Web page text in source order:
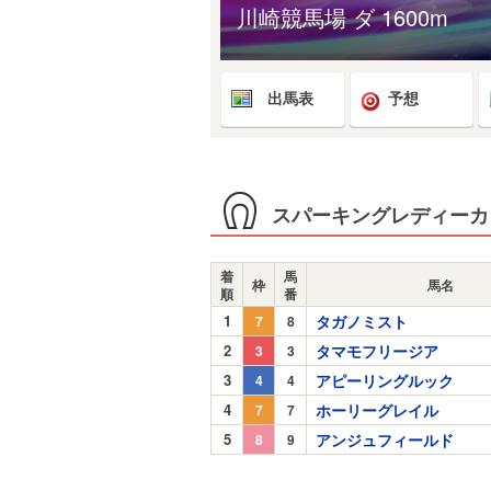
川崎競馬場 ダ 1600m
出馬表 予想
スパーキングレディー
着
順
枠
馬
番
馬名
1 7 8 タガノミスト
2 3 3 タマモフリージア
3 4 4 アピーリングルック
4 7 7 ホーリーグレイル
5 8 9 アンジュフィールド